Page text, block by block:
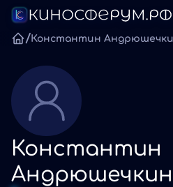
/Константин
Константин
Андрюшечкин